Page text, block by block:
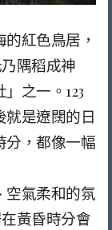
紅色鳥居，
隅稻成神
之一。123
就是遼闊的日
分，都像一幅
空氣柔和的氛
黃昏時分會